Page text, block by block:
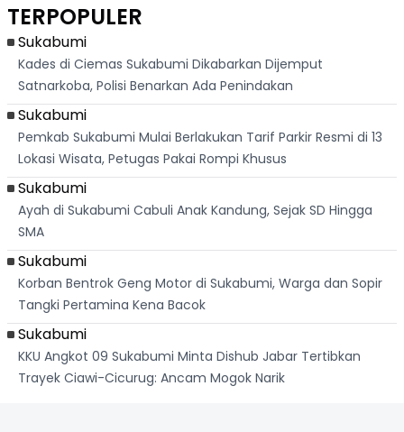
Dari
Palabuhanratu
TERPOPULER
Sukabumi
Kades di Ciemas Sukabumi Dikabarkan Dijemput
Satnarkoba, Polisi Benarkan Ada Penindakan
Sukabumi
Pemkab Sukabumi Mulai Berlakukan Tarif Parkir Resmi di 13
Lokasi Wisata, Petugas Pakai Rompi Khusus
Sukabumi
Ayah di Sukabumi Cabuli Anak Kandung, Sejak SD Hingga
SMA
Sukabumi
Korban Bentrok Geng Motor di Sukabumi, Warga dan Sopir
Tangki Pertamina Kena Bacok
Sukabumi
KKU Angkot 09 Sukabumi Minta Dishub Jabar Tertibkan
Trayek Ciawi-Cicurug: Ancam Mogok Narik